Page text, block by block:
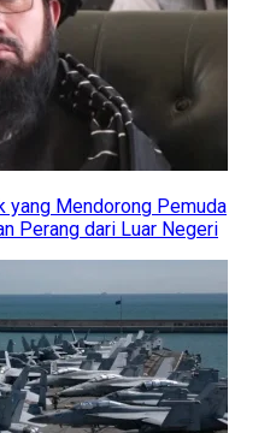
yang Mendorong Pemuda
Perang dari Luar Negeri